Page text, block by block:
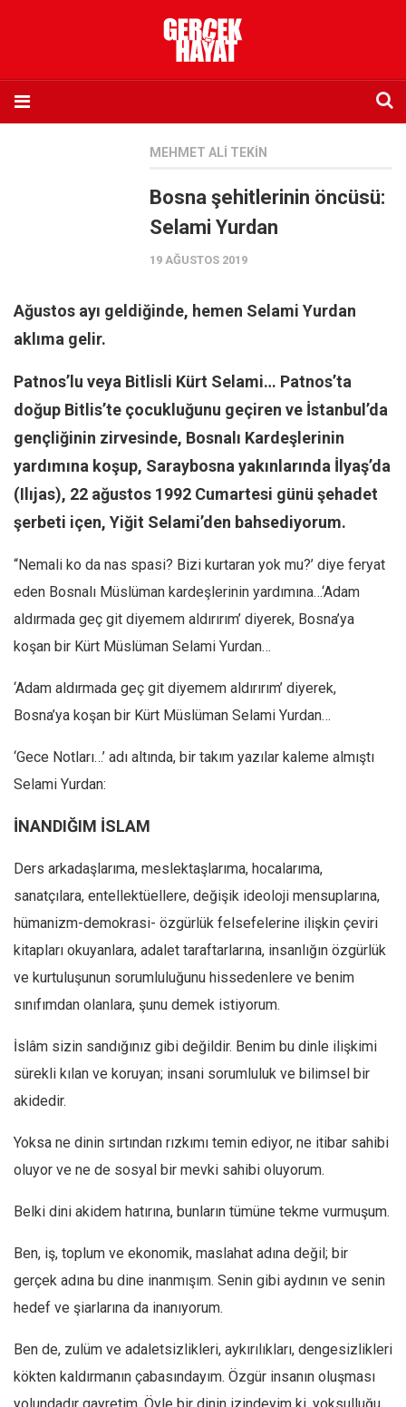
Abone olmak istiyorum
Eksik sayıların temini
Twitter
Facebook
Instagram
YouTube
Editörden
Kemal Özer
Mahmut Toptaş
Yvonne Ridley
Ömer Kayani
Yusuf Armağan
Hasanali Yıldırım
Leyla Şerif Emin
Abir E. Nahas
Amina S. Jenenkovic
Bağdagül Öz
Esra Elönü
» Yazar arşivi
Tüm Sayılar
Kitap
Karisi kitap sualleri
7 soruda bu hafta
Spor
Manzara
Gıda-Beslenme
MEHMET ALI TEKIN
Bosna şehitlerinin öncüsü:
Selami Yurdan
19 AĞUSTOS 2019
Ağustos ayı geldiğinde, hemen Selami Yurdan
aklıma gelir.
Patnos’lu veya Bitlisli Kürt Selami… Patnos’ta
doğup Bitlis’te çocukluğunu geçiren ve İstanbul’da
gençliğinin zirvesinde, Bosnalı Kardeşlerinin
yardımına koşup, Saraybosna yakınlarında İlyaş’da
(Ilıjas), 22 ağustos 1992 Cumartesi günü şehadet
şerbeti içen, Yiğit Selami’den bahsediyorum.
“Nemali ko da nas spasi? Bizi kurtaran yok mu?’ diye feryat
eden Bosnalı Müslüman kardeşlerinin yardımına…‘Adam
aldırmada geç git diyemem aldırırım’ diyerek, Bosna’ya
koşan bir Kürt Müslüman Selami Yurdan…
‘Adam aldırmada geç git diyemem aldırırım’ diyerek,
Bosna’ya koşan bir Kürt Müslüman Selami Yurdan…
‘Gece Notları…’ adı altında, bir takım yazılar kaleme almıştı
Selami Yurdan:
İNANDIĞIM İSLAM
Ders arkadaşlarıma, meslektaşlarıma, hocalarıma,
sanatçılara, entellektüellere, değişik ideoloji mensuplarına,
hümanizm-demokrasi- özgürlük felsefelerine ilişkin çeviri
kitapları okuyanlara, adalet taraftarlarına, insanlığın özgürlük
ve kurtuluşunun sorumluluğunu hissedenlere ve benim
sınıfımdan olanlara, şunu demek istiyorum.
İslâm sizin sandığınız gibi değildir. Benim bu dinle ilişkimi
sürekli kılan ve koruyan; insani sorumluluk ve bilimsel bir
akidedir.
Yoksa ne dinin sırtından rızkımı temin ediyor, ne itibar sahibi
oluyor ve ne de sosyal bir mevki sahibi oluyorum.
Belki dini akidem hatırına, bunların tümüne tekme vurmuşum.
Ben, iş, toplum ve ekonomik, maslahat adına değil; bir
gerçek adına bu dine inanmışım. Senin gibi aydının ve senin
hedef ve şiarlarına da inanıyorum.
Ben de, zulüm ve adaletsizlikleri, aykırılıkları, dengesizlikleri
kökten kaldırmanın çabasındayım. Özgür insanın oluşması